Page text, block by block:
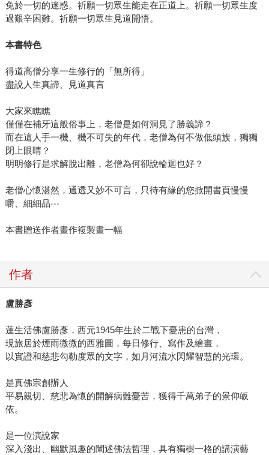
免於一切的迷惑。祈願一切眾生能走在正道上。祈願一切眾生度
過艱辛困難。祈願一切眾生見道開悟。
本書特色
得道高僧分享一生修行的「無所得」
盡說人生真諦、見道真言
大家來瞧瞧
僅僅在補牙這般俗事上，老僧是如何洞見了勝義諦？
而在這人手一機、機不可失的年代，老僧為何不做低頭族，獨獨
閉上眼睛？
明明修行是求解脫出離，老僧為何卻說輪迴也好？
老僧心懷湛然，通透又妙不可言，只待有緣的您掀開書頁慢慢
嚼、細細品⋯
本書贈送作者畫作複製畫一幅
作者
盧勝彥
蓮生活佛盧勝彥，西元1945年生於二戰下憂患的台灣，
現旅居於煙雨微微的西雅圖，每日修行、寫作及繪畫，
以實證和慈悲勾勒度眾的文字，如月河流水閃耀智慧的光環。
是真佛宗創辦人
平易親切、慈悲為懷的開解病難憂苦，獲得千萬弟子的景仰皈
依。
是一位演說家
深入淺出、幽默風趣的闡述佛法哲理，具有獨樹一格的講演藝